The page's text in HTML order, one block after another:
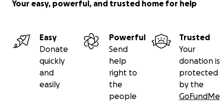
Your easy, powerful, and trusted home for help
Easy
Donate
quickly
and
easily
Powerful
Send
help
right to
the
people
Trusted
Your
donation is
protected
by the
GoFundMe